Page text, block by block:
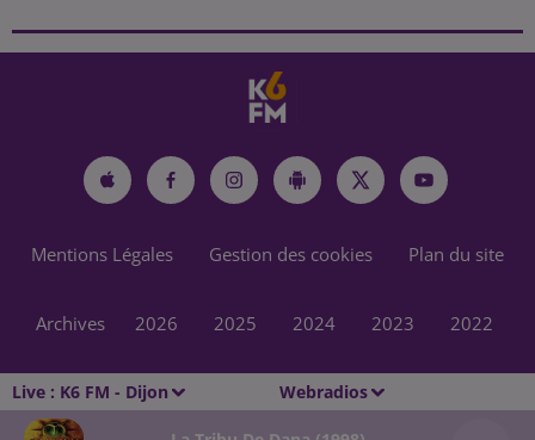
Live : K6 FM - Dijon Webradios
Mentions Légales Gestion des cookies Plan du site
Archives 2026 2025 2024 2023 2022